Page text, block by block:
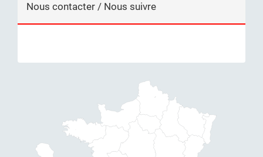
Nous contacter / Nous suivre